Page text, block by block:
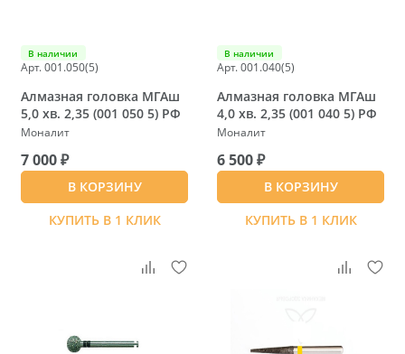
В наличии
Арт. 001.050(5)
Алмазная головка МГАш
5,0 хв. 2,35 (001 050 5) РФ
Моналит
7 000 ₽
В КОРЗИНУ
КУПИТЬ В 1 КЛИК
В наличии
Арт. 001.040(5)
Алмазная головка МГАш
4,0 хв. 2,35 (001 040 5) РФ
Моналит
6 500 ₽
В КОРЗИНУ
КУПИТЬ В 1 КЛИК